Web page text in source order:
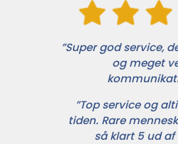
”Super god service,
og meget
”Top service og
tiden. Rare
så klart 5 ud af